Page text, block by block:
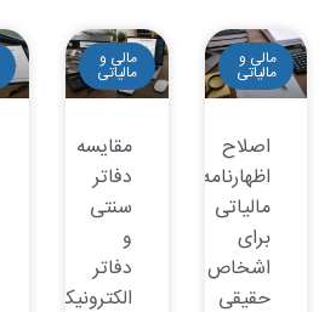
مالی و
مالیاتی
اصلاح
اظهارنامه
مالیاتی
برای
اشخاص
حقیقی
مالی و
مالیاتی
مقایسه
دفاتر
سنتی
و
دفاتر
الکترونیکی